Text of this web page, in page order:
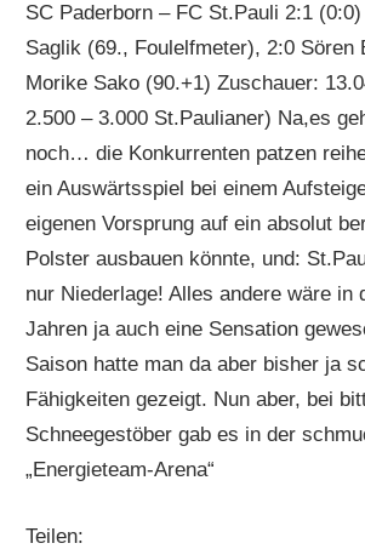
SC Paderborn – FC St.Pauli 2:1
Saglik (69., Foulelfmeter), 2:0 Sören
Morike Sako (90.+1) Zuschauer:
2.500 – 3.000 St.Paulianer) Na,es
noch… die Konkurrenten patzen
ein Auswärtsspiel bei einem
eigenen Vorsprung auf ein absolut
Polster ausbauen könnte, und:
nur Niederlage! Alles andere wäre in
Jahren ja auch eine Sensation
Saison hatte man da aber bisher ja
Fähigkeiten gezeigt. Nun aber, bei
Schneegestöber gab es in der
„Energieteam-Arena“
Teilen: